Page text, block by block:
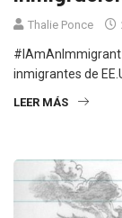
Thalie Ponce
#IAmAnImmigrant
inmigrantes de
LEER MÁS